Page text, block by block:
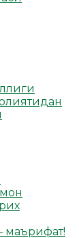
маърифат!